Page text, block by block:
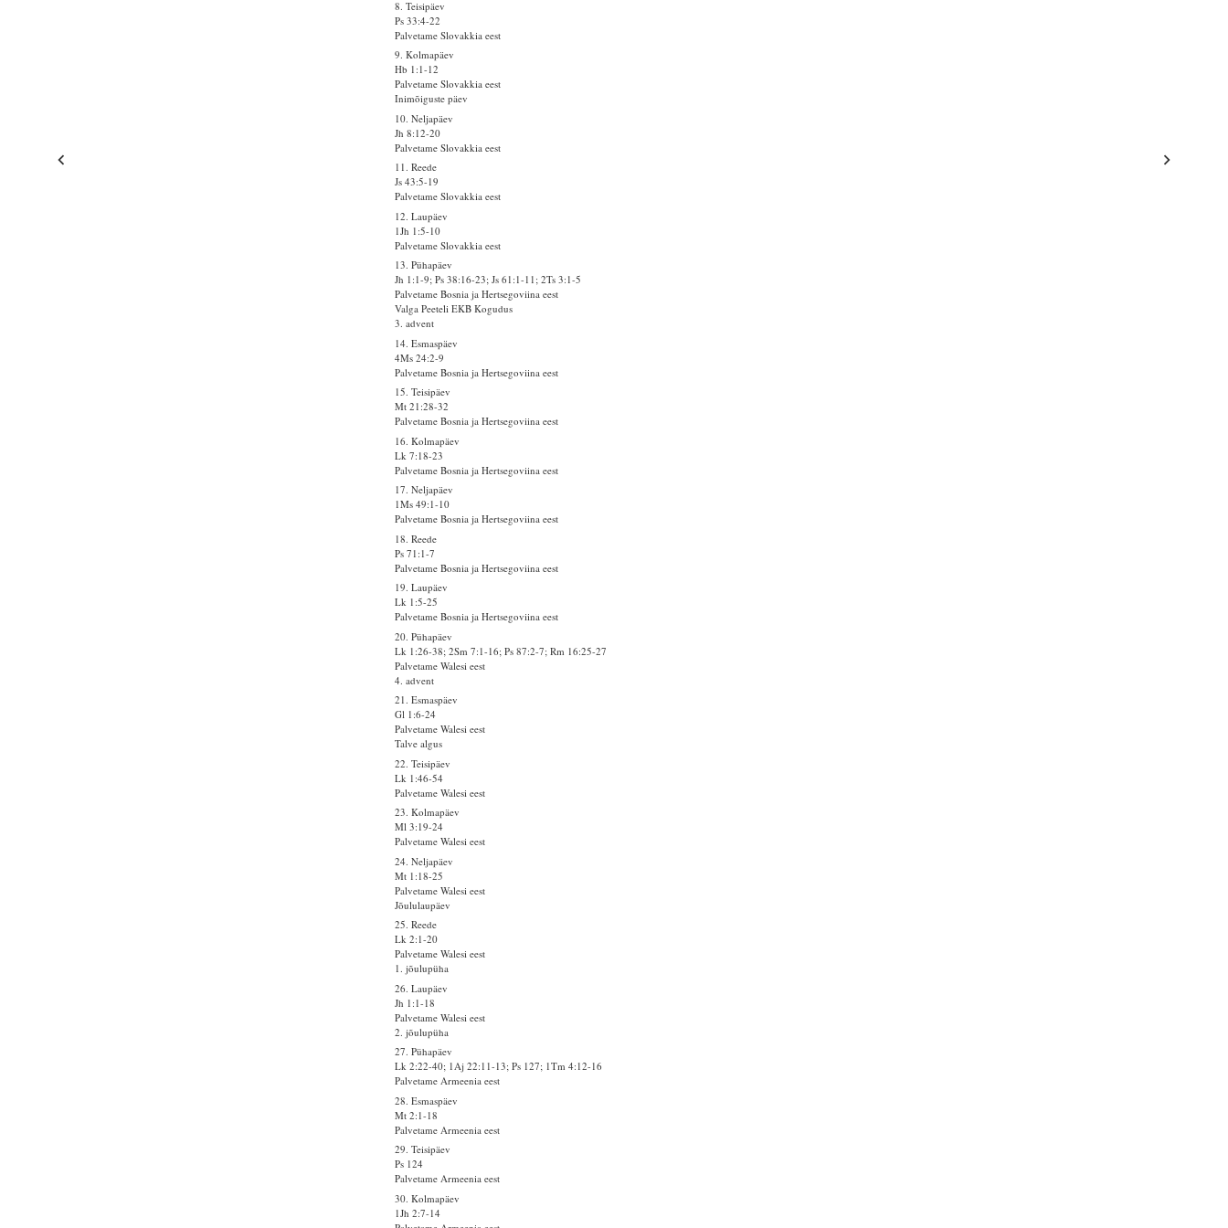
8. Teisipäev
Ps 33:4-22
Palvetame Slovakkia eest
9. Kolmapäev
Hb 1:1-12
Palvetame Slovakkia eest
Inimõiguste päev
10. Neljapäev
Jh 8:12-20
Palvetame Slovakkia eest
11. Reede
Js 43:5-19
Palvetame Slovakkia eest
12. Laupäev
1Jh 1:5-10
Palvetame Slovakkia eest
13. Pühapäev
Jh 1:1-9; Ps 38:16-23; Js 61:1-11; 2Ts 3:1-5
Palvetame Bosnia ja Hertsegoviina eest
Valga Peeteli EKB Kogudus
3. advent
14. Esmaspäev
4Ms 24:2-9
Palvetame Bosnia ja Hertsegoviina eest
15. Teisipäev
Mt 21:28-32
Palvetame Bosnia ja Hertsegoviina eest
16. Kolmapäev
Lk 7:18-23
Palvetame Bosnia ja Hertsegoviina eest
17. Neljapäev
1Ms 49:1-10
Palvetame Bosnia ja Hertsegoviina eest
18. Reede
Ps 71:1-7
Palvetame Bosnia ja Hertsegoviina eest
19. Laupäev
Lk 1:5-25
Palvetame Bosnia ja Hertsegoviina eest
20. Pühapäev
Lk 1:26-38; 2Sm 7:1-16; Ps 87:2-7; Rm 16:25-27
Palvetame Walesi eest
4. advent
21. Esmaspäev
Gl 1:6-24
Palvetame Walesi eest
Talve algus
22. Teisipäev
Lk 1:46-54
Palvetame Walesi eest
23. Kolmapäev
Ml 3:19-24
Palvetame Walesi eest
24. Neljapäev
Mt 1:18-25
Palvetame Walesi eest
Jõululaupäev
25. Reede
Lk 2:1-20
Palvetame Walesi eest
1. jõulupüha
26. Laupäev
Jh 1:1-18
Palvetame Walesi eest
2. jõulupüha
27. Pühapäev
Lk 2:22-40; 1Aj 22:11-13; Ps 127; 1Tm 4:12-16
Palvetame Armeenia eest
28. Esmaspäev
Mt 2:1-18
Palvetame Armeenia eest
29. Teisipäev
Ps 124
Palvetame Armeenia eest
30. Kolmapäev
1Jh 2:7-14